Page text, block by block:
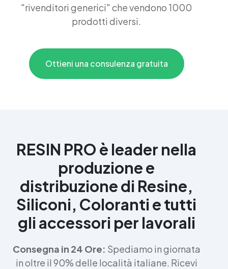
"rivenditori generici" che vendono 1000
prodotti diversi.
Ottieni una consulenza gratuita
RESIN PRO è leader nella
produzione e
distribuzione di Resine,
Siliconi, Coloranti e tutti
gli accessori per lavorali
Consegna in 24 Ore: Spediamo in giornata
in oltre il 90% delle località italiane. Ricevi